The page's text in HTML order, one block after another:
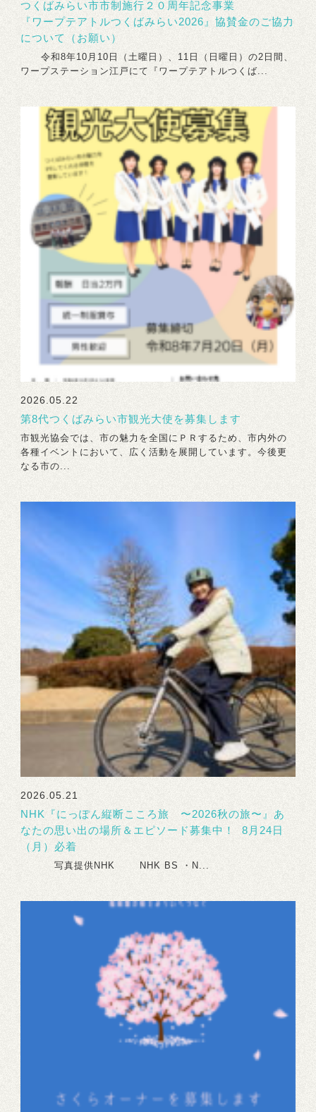
つくばみらい市市制施行２０周年記念事業
『ワープテアトルつくばみらい2026』協賛金のご協力
について（お願い）
令和8年10月10日（土曜日）、11日（日曜日）の2日間、
ワープステーション江戸にて『ワープテアトルつくば...
2026.05.22
第8代つくばみらい市観光大使を募集します
市観光協会では、市の魅力を全国にＰＲするため、市内外の
各種イベントにおいて、広く活動を展開しています。今後更
なる市の...
2026.05.21
NHK『にっぽん縦断こころ旅 〜2026秋の旅〜』あ
なたの思い出の場所＆エピソード募集中！ 8月24日
（月）必着
写真提供NHK NHK BS ・N...